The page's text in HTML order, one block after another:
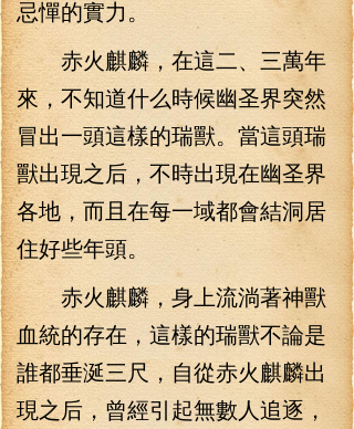
忌憚的實力。
赤火麒麟，在這二、三萬年
來，不知道什么時候幽圣界突然
冒出一頭這樣的瑞獸。當這頭瑞
獸出現之后，不時出現在幽圣界
各地，而且在每一域都會結洞居
住好些年頭。
赤火麒麟，身上流淌著神獸
血統的存在，這樣的瑞獸不論是
誰都垂涎三尺，自從赤火麒麟出
現之后，曾經引起無數人追逐，